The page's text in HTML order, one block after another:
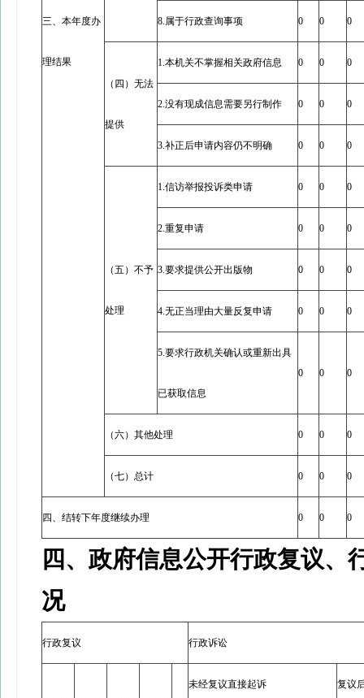
三、本年度办
理结果
8.属于行政查询事项 0 0 0
（四）无法
提供
1.本机关不掌握相关政府信息 0 0 0
2.没有现成信息需要另行制作 0 0 0
3.补正后申请内容仍不明确 0 0 0
（五）不予
处理
1.信访举报投诉类申请 0 0 0
2.重复申请 0 0 0
3.要求提供公开出版物 0 0 0
4.无正当理由大量反复申请 0 0 0
5.要求行政机关确认或重新出具
已获取信息
0 0 0
（六）其他处理 0 0 0
（七）总计 0 0 0
四、结转下年度继续办理 0 0 0
四、政府信息公开行政复议、
况
行政复议 行政诉讼
未经复议直接起诉 复议